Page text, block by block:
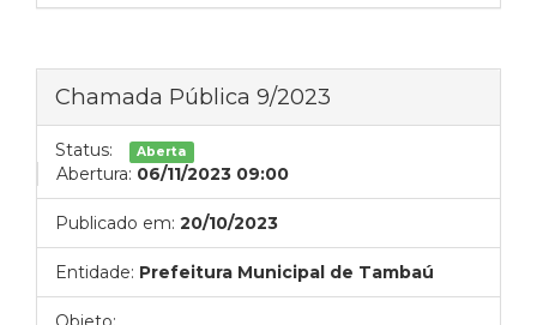
Chamada Pública 9/2023
Status: Aberta
Abertura: 06/11/2023 09:00
Publicado em: 20/10/2023
Entidade: Prefeitura Municipal de Tambaú